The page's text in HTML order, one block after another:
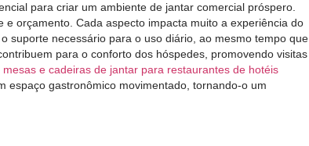
para criar um ambiente de jantar comercial próspero.
orçamento. Cada aspecto impacta muito a experiência do
suporte necessário para o uso diário, ao mesmo tempo que
para o conforto dos hóspedes, promovendo visitas
mesas e cadeiras de jantar para restaurantes de hotéis
espaço gastronômico movimentado, tornando-o um